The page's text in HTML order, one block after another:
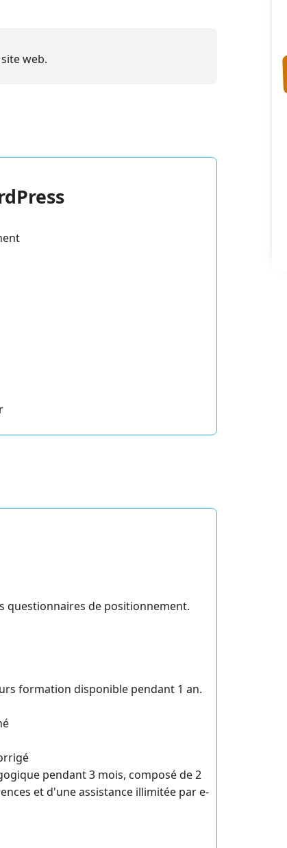
web.
questionnaires de positionnement.
formation disponible pendant 1 an.
pendant 3 mois, composé de 2
et d'une assistance illimitée par e-